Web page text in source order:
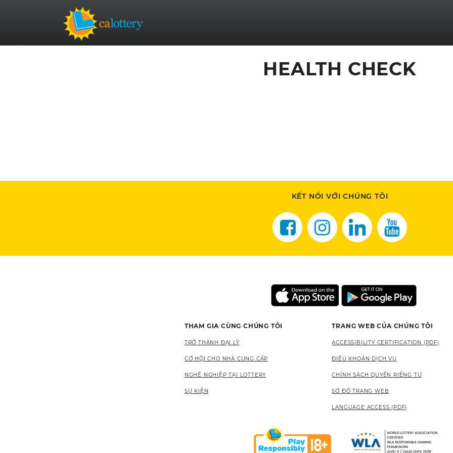
TRANG CHỦ KIỂM TRA SỨC KHỎE
HEALTH CHECK
KẾT NỐI VỚI CHÚNG TÔI
THAM GIA CÙNG CHÚNG TÔI
TRỞ THÀNH ĐẠI LÝ
CƠ HỘI CHO NHÀ CUNG CẤP
NGHỀ NGHIỆP TẠI LOTTERY
SỰ KIỆN
TRANG WEB CỦA CHÚNG TÔI
ACCESSIBILITY CERTIFICATION (PDF)
ĐIỀU KHOẢN DỊCH VỤ
CHÍNH SÁCH QUYỀN RIÊNG TƯ
SƠ ĐỒ TRANG WEB
LANGUAGE ACCESS (PDF)